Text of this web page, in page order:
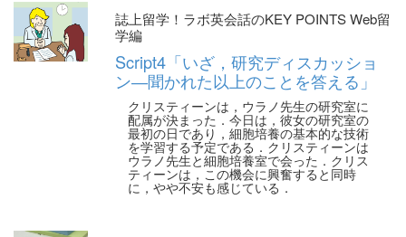
誌上留学！ラボ英会話のKEY POINTS Web留
学編
Script4「いざ，研究ディスカッショ
ン―聞かれた以上のことを答える」
クリスティーンは，ウラノ先生の研究室に
配属が決まった．今日は，彼女の研究室の
最初の日であり，細胞培養の基本的な技術
を学習する予定である．クリスティーンは
ウラノ先生と細胞培養室で会った．クリス
ティーンは，この機会に興奮すると同時
に，やや不安も感じている．